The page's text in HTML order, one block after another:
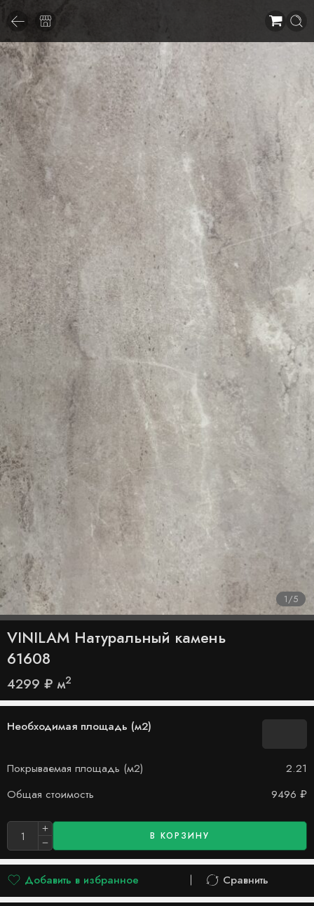
1/5
VINILAM Натуральный камень
61608
4299 ₽ м2
Необходимая площадь (м2)
Покрываемая площадь (м2)
2.21
Общая стоимость
9496 ₽
В КОРЗИНУ
Добавить в избранное
Добавлено в список желаний
Сравнить
Сравнить